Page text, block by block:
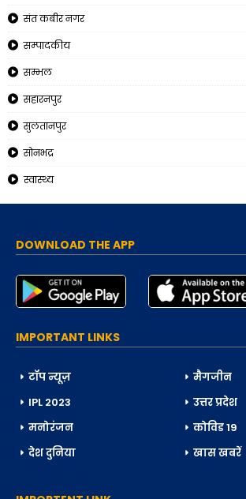
संत कबीर नगर
सम्पादकीय
सम्भल
सहारनपुर
सुलतानपुर
सोनभद्र
स्वास्थ्य
DOWNLOAD THE APP
IMPORTANT LINKS
टॉप न्यूज़
मैगजीन
IPL 2023
उत्तर प्रदेश
मनोरंजन
कोविड 19
देश दुनिया
खास खबरें